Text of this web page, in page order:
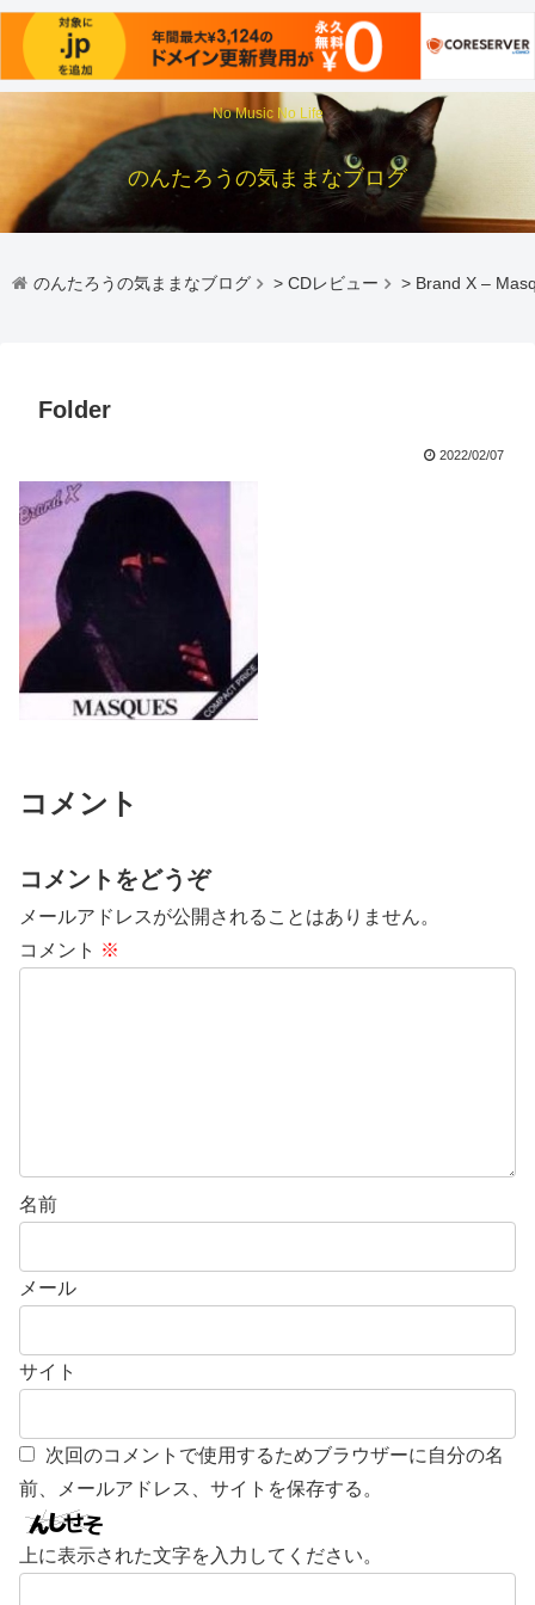
No Music No Life
のんたろうの気ままなブログ
のんたろうの気ままなブログ > CDレビュー > Brand X –
Folder
2022/02/07
コメント
コメントをどうぞ
メールアドレスが公開されることはありません。
コメント ※
名前
メール
サイト
次回のコメントで使用するためブラウザーに自分の名
前、メールアドレス、サイトを保存する。
上に表示された文字を入力してください。